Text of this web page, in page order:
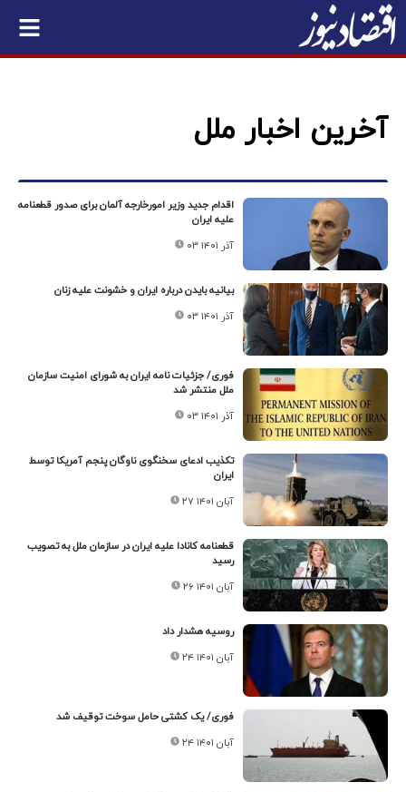
آخرین اخبار ملل
اقدام جدید وزیر امورخارجه آلمان برای صدور قطعنامه
علیه ایران
۰۳ آذر ۱۴۰۱
بیانیه بایدن درباره ایران و خشونت علیه زنان
۰۳ آذر ۱۴۰۱
فوری/ جزئیات نامه ایران به شورای امنیت سازمان
ملل منتشر شد
۰۳ آذر ۱۴۰۱
تکذیب ادعای سخنگوی ناوگان پنجم آمریکا توسط
ایران
۲۷ آبان ۱۴۰۱
قطعنامه کانادا علیه ایران در سازمان ملل به تصویب
رسید
۲۶ آبان ۱۴۰۱
روسیه هشدار داد
۲۴ آبان ۱۴۰۱
فوری/ یک کشتی حامل سوخت توقیف شد
۲۴ آبان ۱۴۰۱